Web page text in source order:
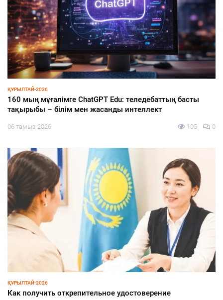
ӨҢІР ЖАҢАЛЫҚТАРЫ
Әдеп жөніндегі кеңесте білім беру саласындағы
сыбайлас жемқорлық тәуекелдері қаралды
06 тамыз 2026 129 0
ҚҰРЫЛТАЙ-2026
Центральная избирательная комиссия Казахстана